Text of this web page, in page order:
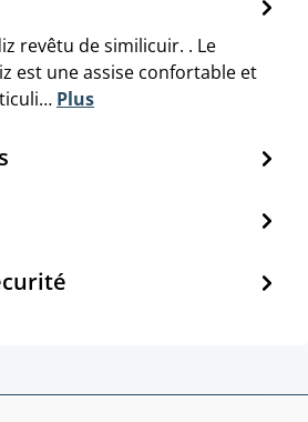
revêtu de similicuir. . Le
est une assise confortable et
Plus